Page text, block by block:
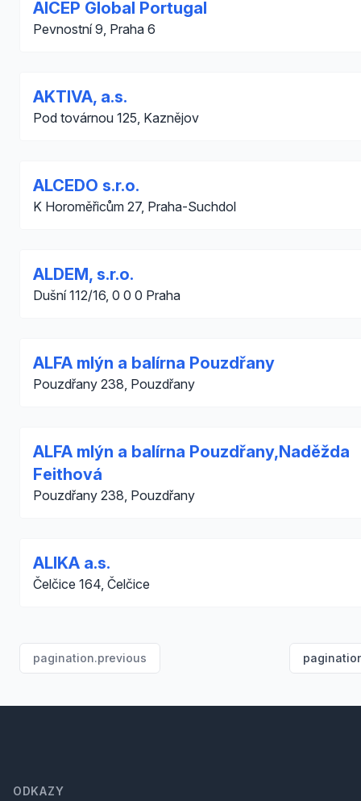
AICEP Global Portugal
Pevnostní 9, Praha 6
AKTIVA, a.s.
Pod továrnou 125, Kaznějov
ALCEDO s.r.o.
K Horoměřicům 27, Praha-Suchdol
ALDEM, s.r.o.
Dušní 112/16, 0 0 0 Praha
ALFA mlýn a balírna Pouzdřany
Pouzdřany 238, Pouzdřany
ALFA mlýn a balírna Pouzdřany,Naděžda
Feithová
Pouzdřany 238, Pouzdřany
ALIKA a.s.
Čelčice 164, Čelčice
pagination.previous
ODKAZY